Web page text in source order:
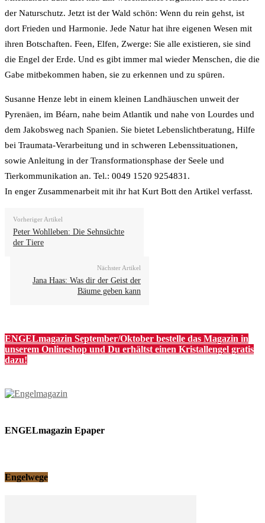
der Naturschutz. Jetzt ist der Wald schön: Wenn du rein gehst, ist
dort Frieden und Harmonie. Jede Natur hat ihre eigenen Wesen mit
ihren Botschaften. Feen, Elfen, Zwerge: Sie alle existieren, sie sind
die Engel der Erde. Und es gibt immer mal wieder Menschen, die die
Gabe mitbekommen haben, sie zu erkennen und zu spüren.
Susanne Henze lebt in einem kleinen Landhäuschen unweit der
Pyrenäen, im Béarn, nahe beim Atlantik und nahe von Lourdes und
dem Jakobsweg nach Spanien. Sie bietet Lebenslichtberatung, Hilfe
bei Traumata-Verarbeitung und in schweren Lebenssituationen,
sowie Anleitung in der Transformationsphase der Seele und
Tierkommunikation an. Tel.: 0049 1520 9254831.
In enger Zusammenarbeit mit ihr hat Kurt Bott den Artikel verfasst.
Vorheriger Artikel
Peter Wohlleben: Die Sehnsüchte
der Tiere
Nächster Artikel
Jana Haas: Was dir der Geist der
Bäume geben kann
ENGELmagazin September/Oktober bestelle das Magazin in
unserem Onlineshop und Du erhältst einen Kristallengel gratis
dazu!
ENGELmagazin Epaper
Engelwege